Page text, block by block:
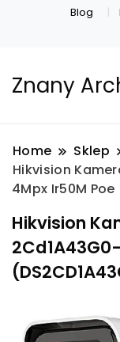
Blog
Znany
Home Sklep
Hikvision
4Mpx Ir50M Poe
Hikvision